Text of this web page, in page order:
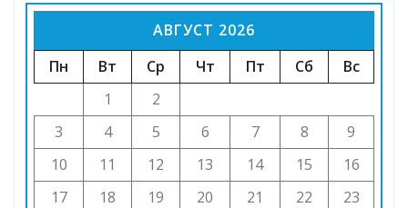
АВГУСТ 2026
Пн
Вт Ср Чт Пт Сб
Вс
1
2
3
4 5 6 7 8
9
10
11 12 13 14 15
16
17
18 19 20 21 22
23